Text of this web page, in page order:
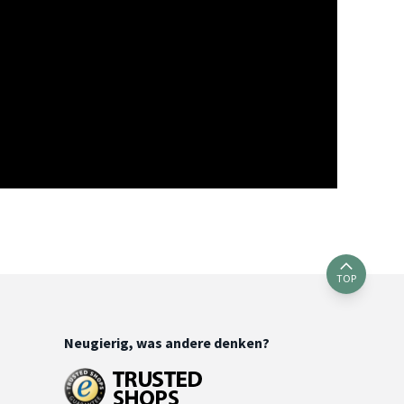
TOP
Neugierig, was andere denken?